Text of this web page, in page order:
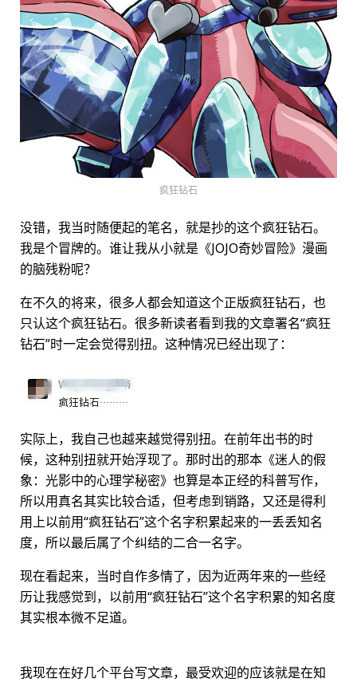
疯狂钻石
没错，我当时随便起的笔名，就是抄的这个疯狂钻石。
我是个冒牌的。谁让我从小就是《JOJO奇妙冒险》漫画
的脑残粉呢？
在不久的将来，很多人都会知道这个正版疯狂钻石，也
只认这个疯狂钻石。很多新读者看到我的文章署名“疯狂
钻石”时一定会觉得别扭。这种情况已经出现了：
实际上，我自己也越来越觉得别扭。在前年出书的时
候，这种别扭就开始浮现了。那时出的那本《迷人的假
象：光影中的心理学秘密》也算是本正经的科普写作，
所以用真名其实比较合适，但考虑到销路，又还是得利
用上以前用“疯狂钻石”这个名字积累起来的一丢丢知名
度，所以最后属了个纠结的二合一名字。
现在看起来，当时自作多情了，因为近两年来的一些经
历让我感觉到，以前用“疯狂钻石”这个名字积累的知名度
其实根本微不足道。
我现在在好几个平台写文章，最受欢迎的应该就是在知